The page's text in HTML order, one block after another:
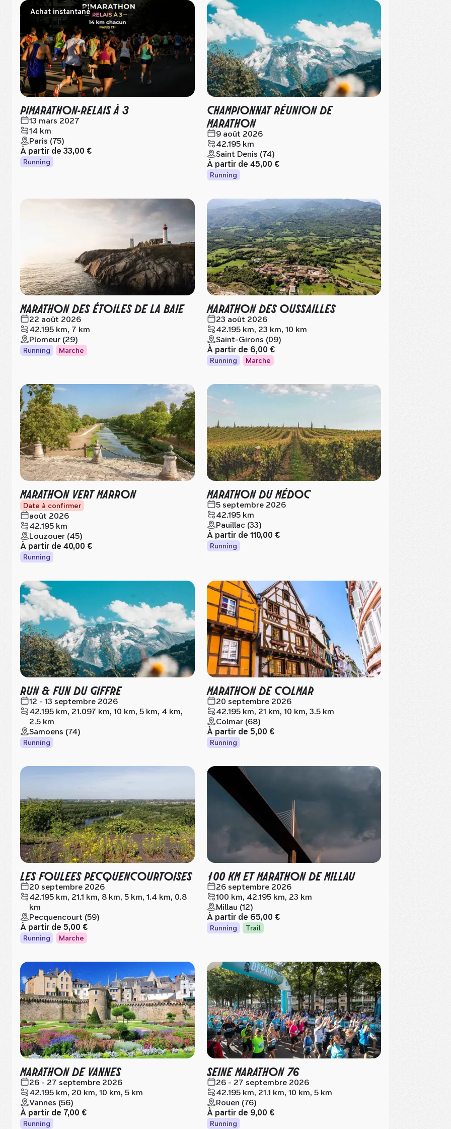
Achat instantané
PIMARATHON-RELAIS À 3
13 mars 2027
14 km
Paris (75)
À partir de 33,00 €
Running
CHAMPIONNAT RÉUNION DE
MARATHON
9 août 2026
42.195 km
Saint Denis (74)
À partir de 45,00 €
Running
MARATHON DES ÉTOILES DE LA BAIE
22 août 2026
42.195 km, 7 km
Plomeur (29)
Running Marche
MARATHON DES OUSSAILLES
23 août 2026
42.195 km, 23 km, 10 km
Saint-Girons (09)
À partir de 6,00 €
Running Marche
MARATHON VERT MARRON
Date à confirmer
août 2026
42.195 km
Louzouer (45)
À partir de 40,00 €
Running
MARATHON DU MÉDOC
5 septembre 2026
42.195 km
Pauillac (33)
À partir de 110,00 €
Running
RUN & FUN DU GIFFRE
12 - 13 septembre 2026
42.195 km, 21.097 km, 10 km, 5 km, 4 km,
2.5 km
Samoens (74)
Running
MARATHON DE COLMAR
20 septembre 2026
42.195 km, 21 km, 10 km, 3.5 km
Colmar (68)
À partir de 5,00 €
Running
LES FOULEES PECQUENCOURTOISES
20 septembre 2026
42.195 km, 21.1 km, 8 km, 5 km, 1.4 km, 0.8
km
Pecquencourt (59)
À partir de 5,00 €
Running Marche
100 KM ET MARATHON DE MILLAU
26 septembre 2026
100 km, 42.195 km, 23 km
Millau (12)
À partir de 65,00 €
Running Trail
MARATHON DE VANNES
26 - 27 septembre 2026
42.195 km, 20 km, 10 km, 5 km
Vannes (56)
À partir de 7,00 €
Running
SEINE MARATHON 76
26 - 27 septembre 2026
42.195 km, 21.1 km, 10 km, 5 km
Rouen (76)
À partir de 9,00 €
Running